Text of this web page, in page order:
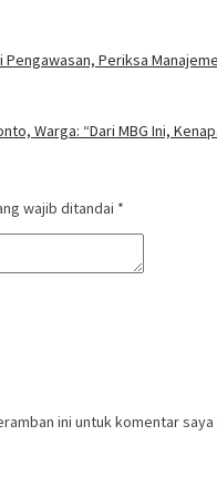
Periksa
Warga: “Dari MBG Ini,
wajib ditandai *
ini untuk komentar